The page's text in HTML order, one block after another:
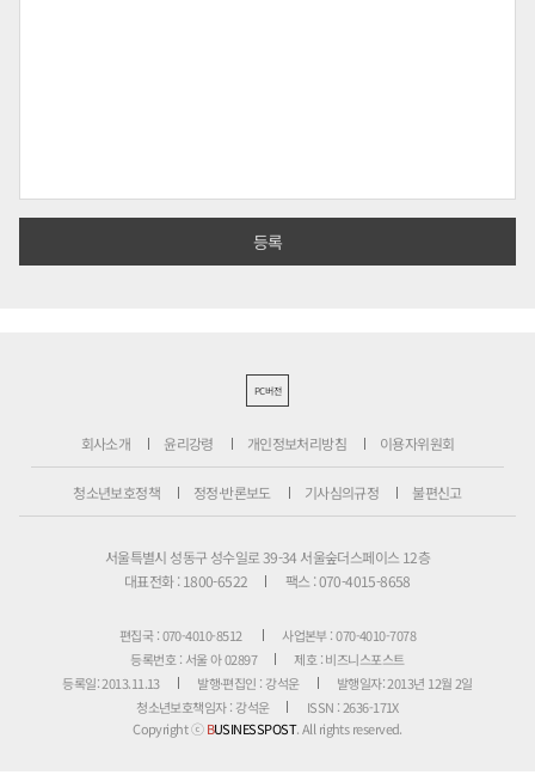
PC버전
회사소개 윤리강령 개인정보처리방침 이용자위원회
청소년보호정책 정정·반론보도 기사심의규정 불편신고
서울특별시 성동구 성수일로 39-34 서울숲더스페이스 12층
대표전화 : 1800-6522
팩스 : 070-4015-8658
편집국 : 070-4010-8512
사업본부 : 070-4010-7078
등록번호 : 서울 아 02897
제호 : 비즈니스포스트
등록일: 2013.11.13
발행·편집인 : 강석운
발행일자: 2013년 12월 2일
청소년보호책임자 : 강석운
ISSN : 2636-171X
Copyright ⓒBUSINESSPOST. All rights reserved.